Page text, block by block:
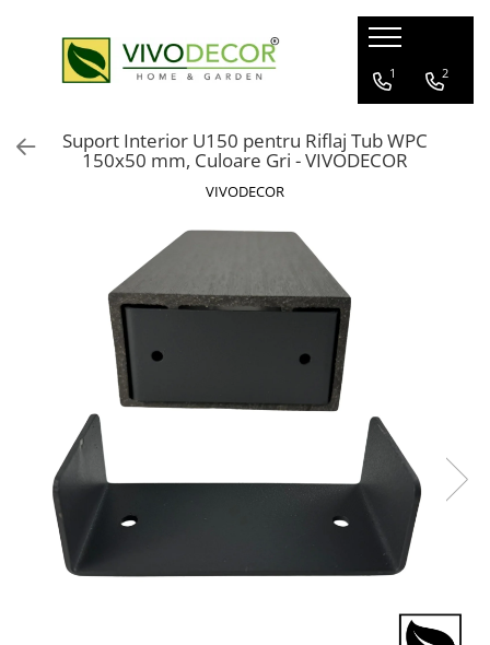
ALUMINIU GARD
BALCOANE ALUMINIU
GARD VIU ARTIFICIAL
PANOURI PLANTE ARTIFICIALE
FERONERIE
POARTA CULISANTA
1 2
Suport Interior U150 pentru Riflaj Tub WPC
150x50 mm, Culoare Gri - VIVODECOR
VIVODECOR